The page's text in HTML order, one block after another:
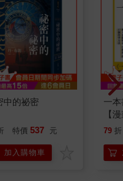
中的祕密
特價 537 元
加入購物車
一
【
行
「
學方
79 折